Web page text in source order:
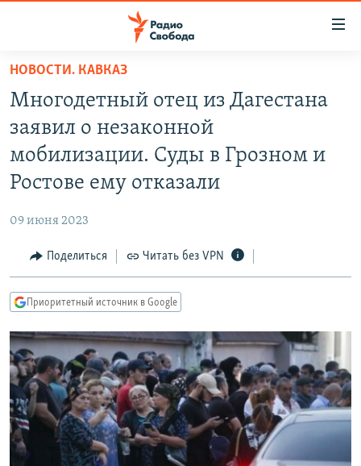
упрощенного
доступа
основному
содержанию
навигации
Вернутся
ПОДКАСТЫ
АВТОРСКИЕ ПРОЕКТЫ
ЦИТАТЫ СВОБОДЫ
IDEL.РЕАЛИИ
КАВКАЗ.РЕАЛИИ
СИБИРЬ.РЕАЛИИ
РАСПИСАНИЕ ВЕЩАНИЯ
ПОДПИШИТЕСЬ НА РАССЫЛКУ
СОЦИАЛЬНЫЕ СЕТИ
НОВОСТИ. КАВКАЗ
Многодетный отец из Дагестана
заявил о незаконной
мобилизации. Суды в Грозном и
Ростове ему отказали
09 июня 2023
Поделиться Читать без VPN
Приоритетный источник в Google